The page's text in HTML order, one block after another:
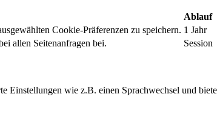
Ablauf
Cookie-Präferenzen zu speichern. 1 Jahr
allen Seitenanfragen bei. Session
Einstellungen wie z.B. einen Sprachwechsel und